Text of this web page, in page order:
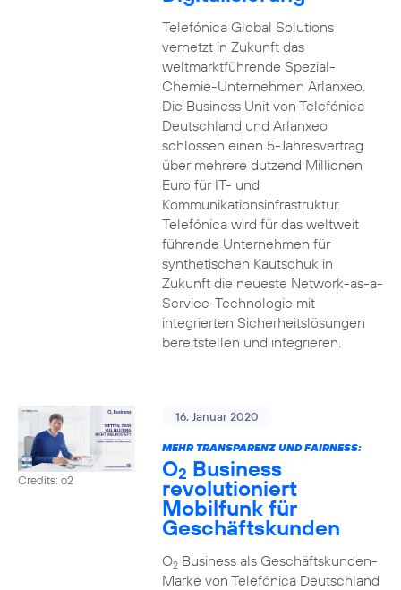
Telefónica Global Solutions
vernetzt in Zukunft das
weltmarktführende Spezial-
Chemie-Unternehmen Arlanxeo.
Die Business Unit von Telefónica
Deutschland und Arlanxeo
schlossen einen 5-Jahresvertrag
über mehrere dutzend Millionen
Euro für IT- und
Kommunikationsinfrastruktur.
Telefónica wird für das weltweit
führende Unternehmen für
synthetischen Kautschuk in
Zukunft die neueste Network-as-a-
Service-Technologie mit
integrierten Sicherheitslösungen
bereitstellen und integrieren.
Credits: o2
16. Januar 2020
MEHR TRANSPARENZ UND FAIRNESS:
O2 Business
revolutioniert
Mobilfunk für
Geschäftskunden
O2Business als Geschäftskunden-
Marke von Telefónica Deutschland